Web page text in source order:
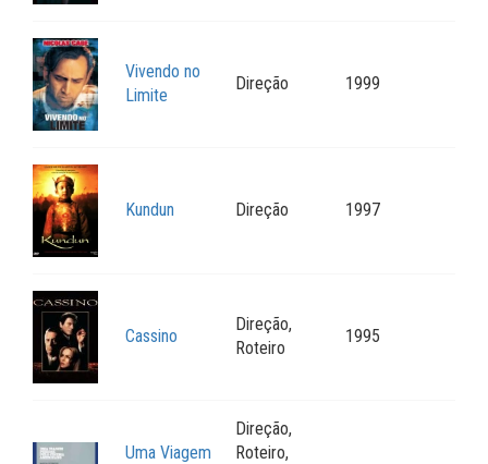
Vivendo no
Limite
Direção 1999
Kundun Direção 1997
Cassino
Direção,
Roteiro
1995
Uma Viagem
Direção,
Roteiro,